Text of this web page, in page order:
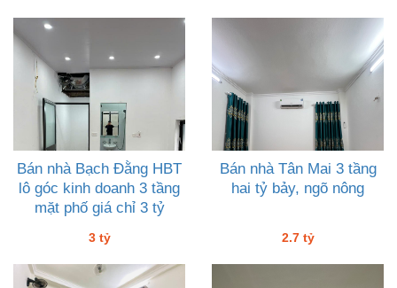
Bán nhà Bạch Đằng HBT
lô góc kinh doanh 3 tầng
mặt phố giá chỉ 3 tỷ
3 tỷ
Bán nhà Tân Mai 3 tầng
hai tỷ bảy, ngõ nông
2.7 tỷ